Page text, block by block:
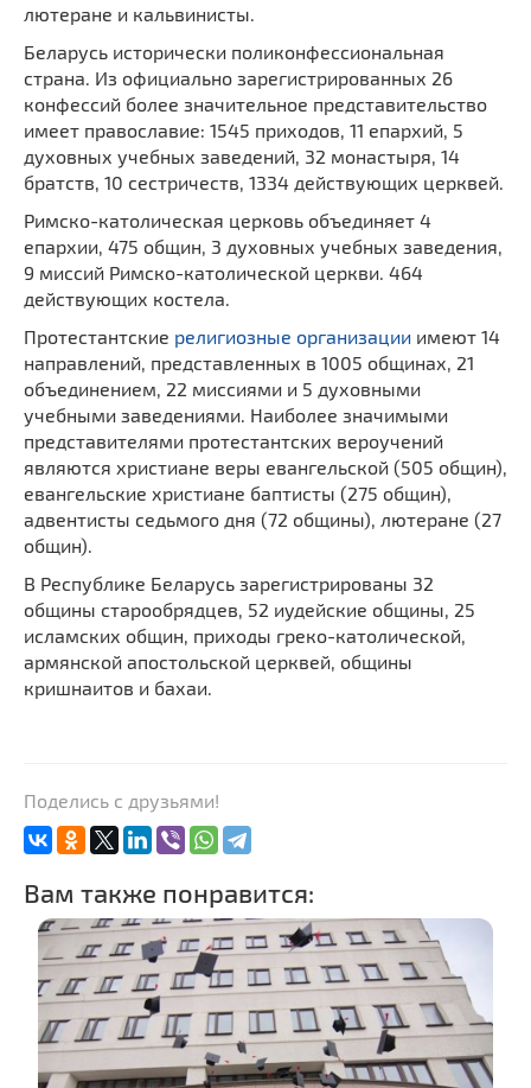
лютеране и кальвинисты.
Беларусь исторически поликонфессиональная
страна. Из официально зарегистрированных 26
конфессий более значительное представительство
имеет православие: 1545 приходов, 11 епархий, 5
духовных учебных заведений, 32 монастыря, 14
братств, 10 сестричеств, 1334 действующих церквей.
Римско-католическая церковь объединяет 4
епархии, 475 общин, 3 духовных учебных заведения,
9 миссий Римско-католической церкви. 464
действующих костела.
Протестантские религиозные организации имеют 14
направлений, представленных в 1005 общинах, 21
объединением, 22 миссиями и 5 духовными
учебными заведениями. Наиболее значимыми
представителями протестантских вероучений
являются христиане веры евангельской (505 общин),
евангельские христиане баптисты (275 общин),
адвентисты седьмого дня (72 общины), лютеране (27
общин).
В Республике Беларусь зарегистрированы 32
общины старообрядцев, 52 иудейские общины, 25
исламских общин, приходы греко-католической,
армянской апостольской церквей, общины
кришнаитов и бахаи.
Поделись с друзьями!
Вам также понравится: